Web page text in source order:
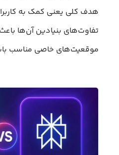
هدف کلی یعنی کمک به
تفاوت‌های بنیادین آن‌ها
موقعیت‌های خاصی مناسب